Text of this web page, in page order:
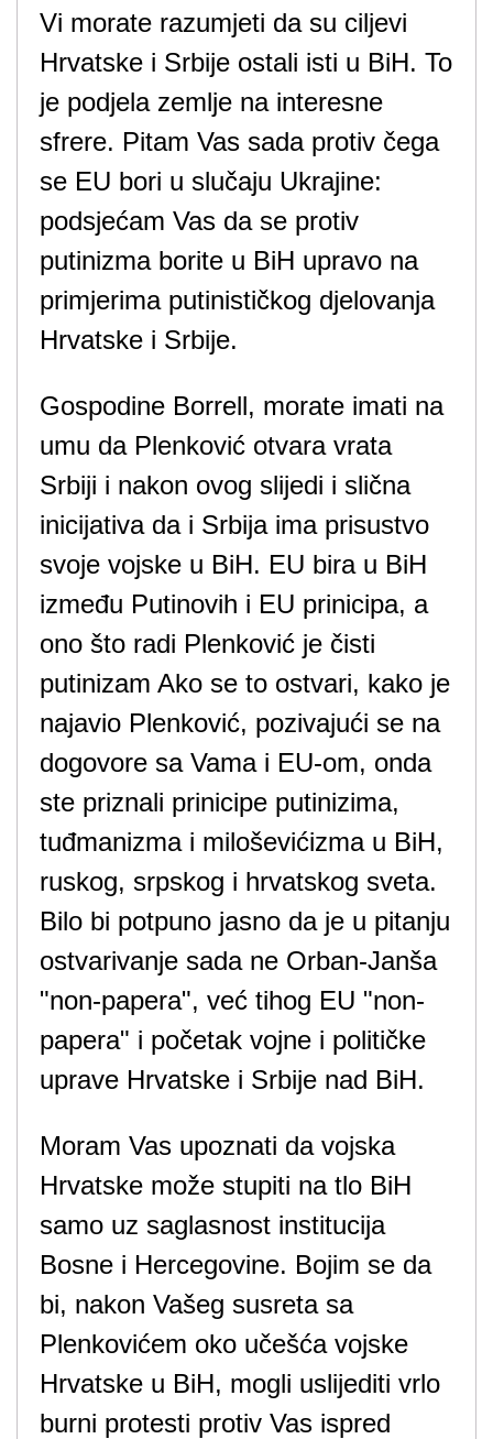
Vi morate razumjeti da su ciljevi
Hrvatske i Srbije ostali isti u BiH. To
je podjela zemlje na interesne
sfrere. Pitam Vas sada protiv čega
se EU bori u slučaju Ukrajine:
podsjećam Vas da se protiv
putinizma borite u BiH upravo na
primjerima putinističkog djelovanja
Hrvatske i Srbije.
Gospodine Borrell, morate imati na
umu da Plenković otvara vrata
Srbiji i nakon ovog slijedi i slična
inicijativa da i Srbija ima prisustvo
svoje vojske u BiH. EU bira u BiH
između Putinovih i EU prinicipa, a
ono što radi Plenković je čisti
putinizam Ako se to ostvari, kako je
najavio Plenković, pozivajući se na
dogovore sa Vama i EU-om, onda
ste priznali prinicipe putinizima,
tuđmanizma i miloševićizma u BiH,
ruskog, srpskog i hrvatskog sveta.
Bilo bi potpuno jasno da je u pitanju
ostvarivanje sada ne Orban-Janša
"non-papera", već tihog EU "non-
papera" i početak vojne i političke
uprave Hrvatske i Srbije nad BiH.
Moram Vas upoznati da vojska
Hrvatske može stupiti na tlo BiH
samo uz saglasnost institucija
Bosne i Hercegovine. Bojim se da
bi, nakon Vašeg susreta sa
Plenkovićem oko učešća vojske
Hrvatske u BiH, mogli uslijediti vrlo
burni protesti protiv Vas ispred